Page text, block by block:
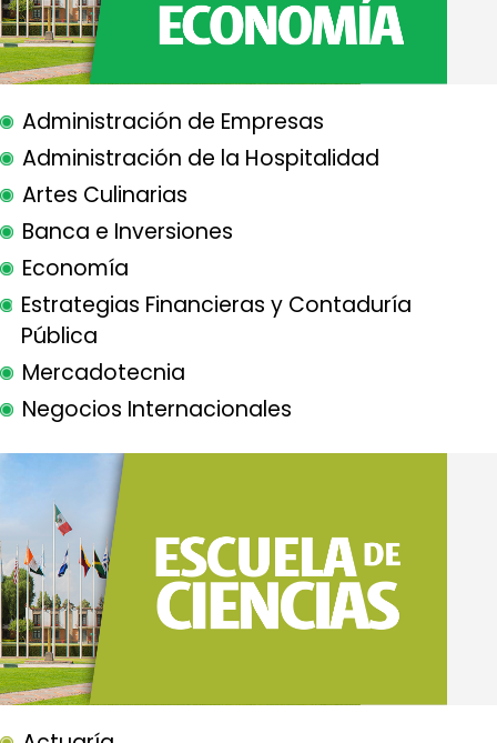
Administración de Empresas
Administración de la Hospitalidad
Artes Culinarias
Banca e Inversiones
Economía
Estrategias Financieras y Contaduría
Pública
Mercadotecnia
Negocios Internacionales